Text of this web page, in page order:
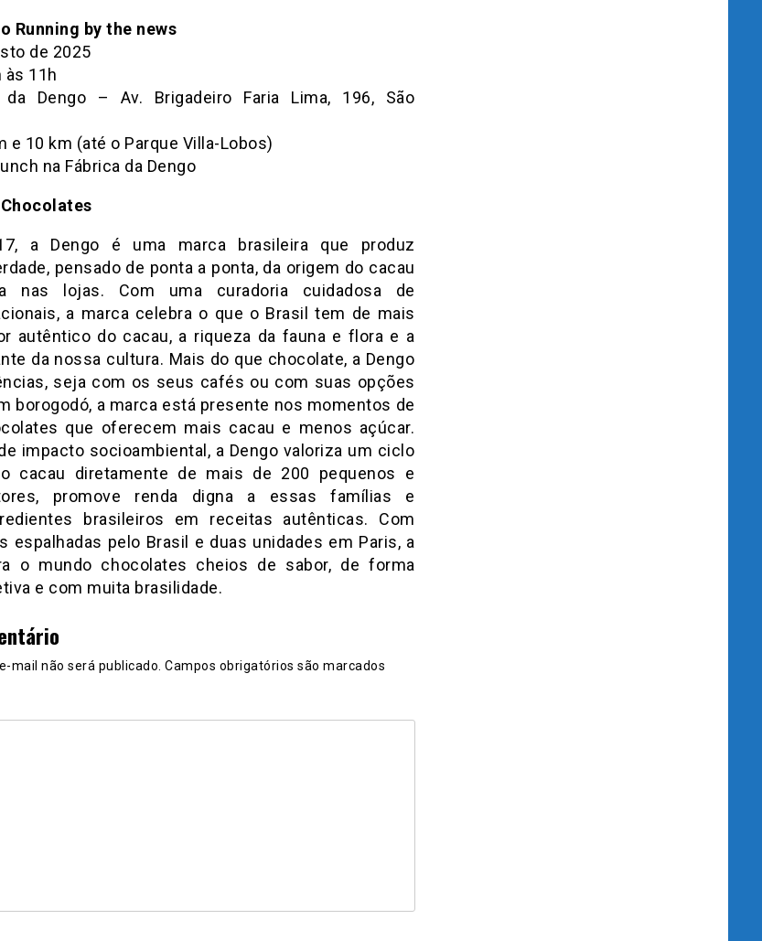
Running by the news
de 2025
às 11h
da Dengo – Av. Brigadeiro Faria Lima, 196, São
e 10 km (até o Parque Villa-Lobos)
na Fábrica da Dengo
a Dengo é uma marca brasileira que produz
pensado de ponta a ponta, da origem do cacau
nas lojas. Com uma curadoria cuidadosa de
a marca celebra o que o Brasil tem de mais
autêntico do cacau, a riqueza da fauna e flora e a
da nossa cultura. Mais do que chocolate, a Dengo
seja com os seus cafés ou com suas opções
borogodó, a marca está presente nos momentos de
que oferecem mais cacau e menos açúcar.
impacto socioambiental, a Dengo valoriza um ciclo
cacau diretamente de mais de 200 pequenos e
promove renda digna a essas famílias e
brasileiros em receitas autênticas. Com
espalhadas pelo Brasil e duas unidades em Paris, a
o mundo chocolates cheios de sabor, de forma
e com muita brasilidade.
mail não será publicado. Campos obrigatórios são marcados